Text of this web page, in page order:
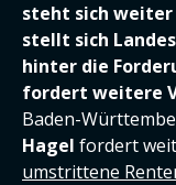
steht sich
stellt sich
hinter die
fordert weitere
Baden-
Hagel fordert
umstrittene